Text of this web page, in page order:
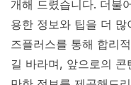
개해 드렸습니다. 더불
용한 정보와 팁을 더
즈플러스를 통해 합리
길 바라며, 앞으로의